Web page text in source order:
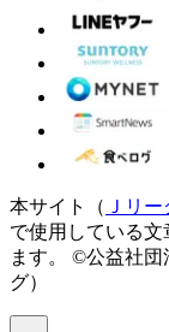
本サイト（ Ｊリ
で使用している
ます。
©公益社団
グ）